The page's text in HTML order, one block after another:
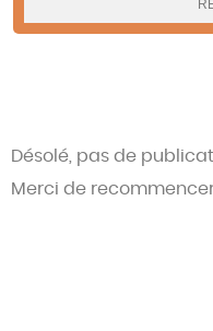
Désolé, pas de
Merci de